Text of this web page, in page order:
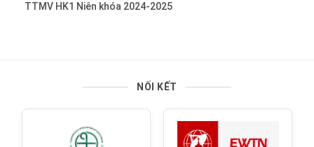
TTMV HK1 Niên khóa 2024-2025
NỐI KẾT